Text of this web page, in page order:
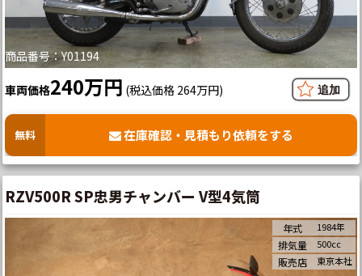
商品番号：Y01194
車両価格240万円 (税込価格 264万円)
無料 在庫確認・見積もり依頼をする
RZV500R SP忠男チャンバー V型4気筒
年式 1984年
排気量 500cc
販売店 東京本社